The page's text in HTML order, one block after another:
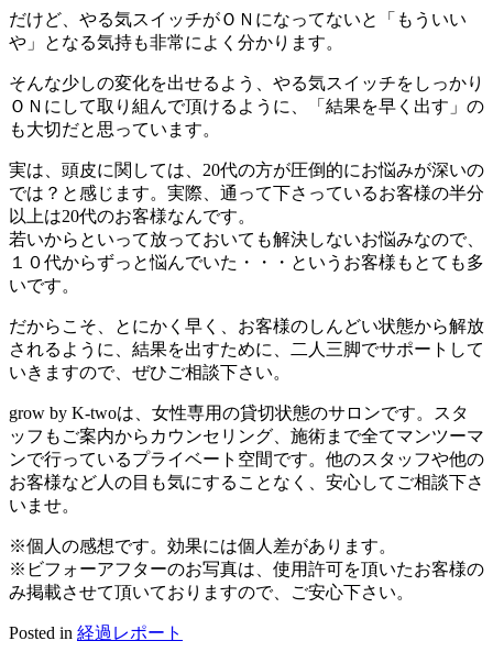
だけど、やる気スイッチがＯＮになってないと「もういい
や」となる気持も非常によく分かります。
そんな少しの変化を出せるよう、やる気スイッチをしっかり
ＯＮにして取り組んで頂けるように、「結果を早く出す」の
も大切だと思っています。
実は、頭皮に関しては、20代の方が圧倒的にお悩みが深いの
では？と感じます。実際、通って下さっているお客様の半分
以上は20代のお客様なんです。
若いからといって放っておいても解決しないお悩みなので、
１０代からずっと悩んでいた・・・というお客様もとても多
いです。
だからこそ、とにかく早く、お客様のしんどい状態から解放
されるように、結果を出すために、二人三脚でサポートして
いきますので、ぜひご相談下さい。
grow by K-twoは、女性専用の貸切状態のサロンです。スタ
ッフもご案内からカウンセリング、施術まで全てマンツーマ
ンで行っているプライベート空間です。他のスタッフや他の
お客様など人の目も気にすることなく、安心してご相談下さ
いませ。
※個人の感想です。効果には個人差があります。
※ビフォーアフターのお写真は、使用許可を頂いたお客様の
み掲載させて頂いておりますので、ご安心下さい。
Posted in 経過レポート